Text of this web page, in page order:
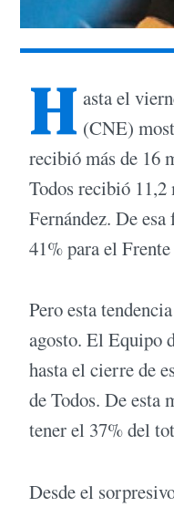
H asta el
(CNE)
recibió más de 16
Todos recibió
Fernández. De
41% para el
Pero esta
agosto. El Equipo
hasta el cierre de
de Todos. De esta
tener el 37% del
Desde el